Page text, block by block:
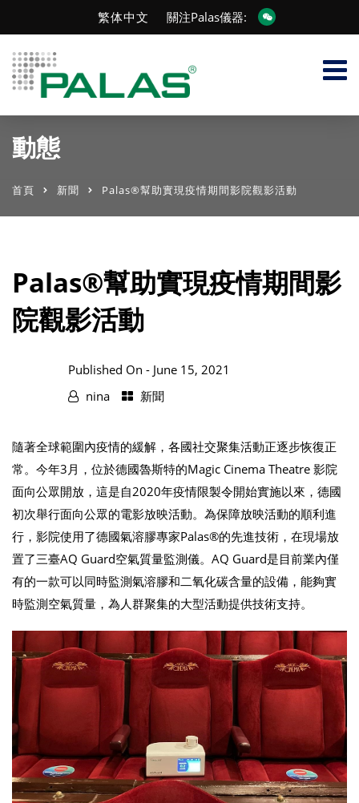
繁体中文 關注Palas儀器:
動態
首頁 新聞 Palas®幫助實現疫情期間影院觀影活動
Palas®幫助實現疫情期間影
院觀影活動
Published On - June 15, 2021
nina
新聞
隨著全球範圍內疫情的緩解，各國社交聚集活動正逐步恢復正
常。今年3月，位於德國魯斯特的Magic Cinema Theatre 影院
面向公眾開放，這是自2020年疫情限製令開始實施以來，德國
初次舉行面向公眾的電影放映活動。為保障放映活動的順利進
行，影院使用了德國氣溶膠專家Palas®的先進技術，在現場放
置了三臺AQ Guard空氣質量監測儀。AQ Guard是目前業內僅
有的一款可以同時監測氣溶膠和二氧化碳含量的設備，能夠實
時監測空氣質量，為人群聚集的大型活動提供技術支持。